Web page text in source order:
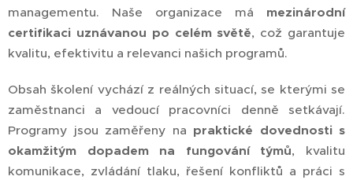
managementu. Naše organizace má mezinárodní
certifikaci uznávanou po celém světě, což garantuje
kvalitu, efektivitu a relevanci našich programů.
Obsah školení vychází z reálných situací, se kterými se
zaměstnanci a vedoucí pracovníci denně setkávají.
Programy jsou zaměřeny na praktické dovednosti s
okamžitým dopadem na fungování týmů, kvalitu
komunikace, zvládání tlaku, řešení konfliktů a práci s